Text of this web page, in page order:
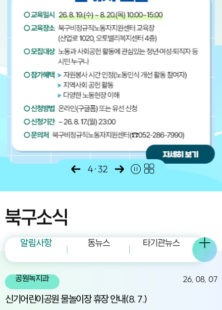
4·32
북구소식
알림사항
공원녹지과
신기어린이공원 물놀이장 휴장 안내(8. 7.)
26. 08. 07
동뉴스 타기관뉴스